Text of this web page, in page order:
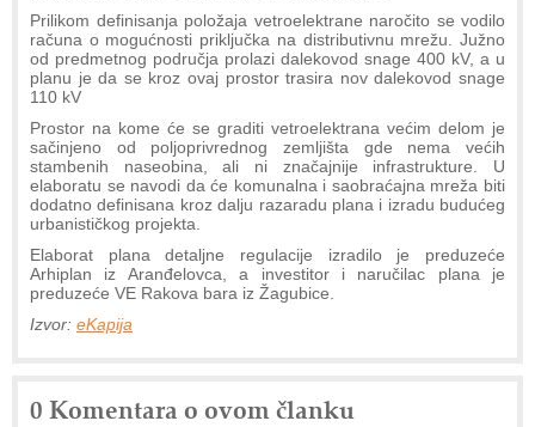
Prilikom definisanja položaja vetroelektrane naročito se vodilo
računa o mogućnosti priključka na distributivnu mrežu. Južno
od predmetnog područja prolazi dalekovod snage 400 kV, a u
planu je da se kroz ovaj prostor trasira nov dalekovod snage
110 kV
Prostor na kome će se graditi vetroelektrana većim delom je
sačinjeno od poljoprivrednog zemljišta gde nema većih
stambenih naseobina, ali ni značajnije infrastrukture. U
elaboratu se navodi da će komunalna i saobraćajna mreža biti
dodatno definisana kroz dalju razaradu plana i izradu budućeg
urbanističkog projekta.
Elaborat plana detaljne regulacije izradilo je preduzeće
Arhiplan iz Aranđelovca, a investitor i naručilac plana je
preduzeće VE Rakova bara iz Žagubice.
Izvor: eKapija
0 Komentara o ovom članku